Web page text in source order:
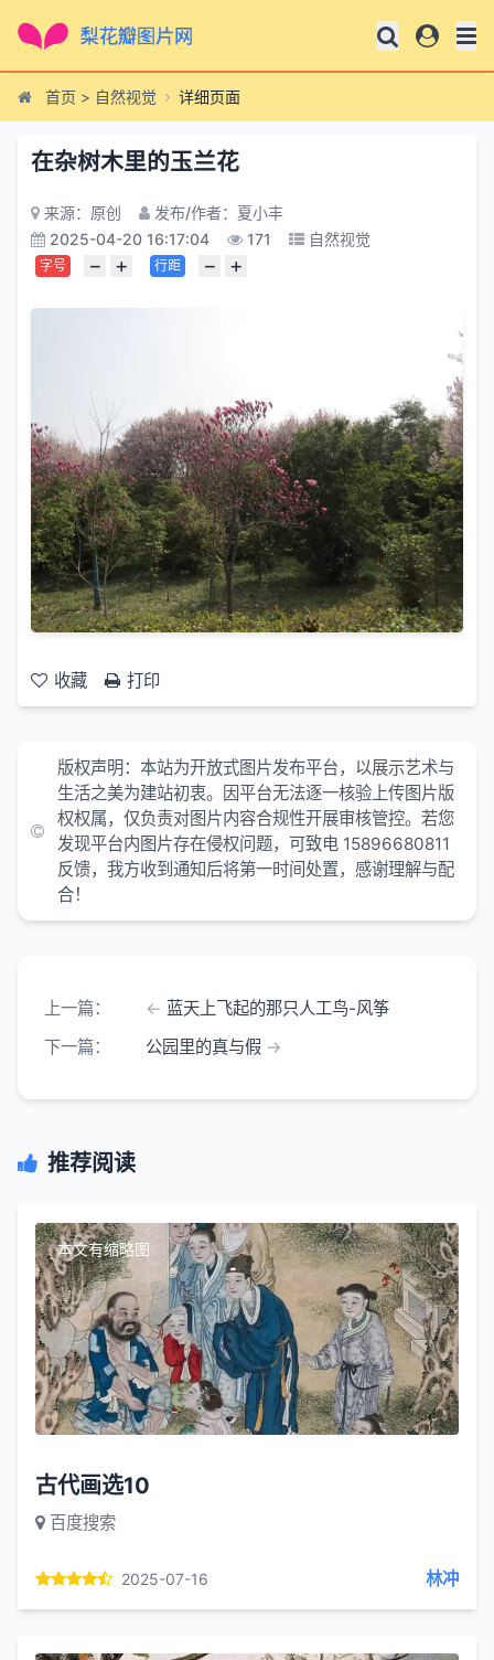
首页 > 自然视觉 详细页面
在杂树木里的玉兰花
来源：原创
发布/作者：夏小丰
2025-04-20 16:17:04
171 自然视觉
字号 − + 行距 − +
收藏 打印
版权声明：本站为开放式图片发布平台，以展示艺术与
生活之美为建站初衷。因平台无法逐一核验上传图片版
权权属，仅负责对图片内容合规性开展审核管控。若您
发现平台内图片存在侵权问题，可致电 15896680811
反馈，我方收到通知后将第一时间处置，感谢理解与配
合！
上一篇：
蓝天上飞起的那只人工鸟-风筝
下一篇：
公园里的真与假
推荐阅读
本文有缩略图
古代画选10
百度搜索
2025-07-16 林冲